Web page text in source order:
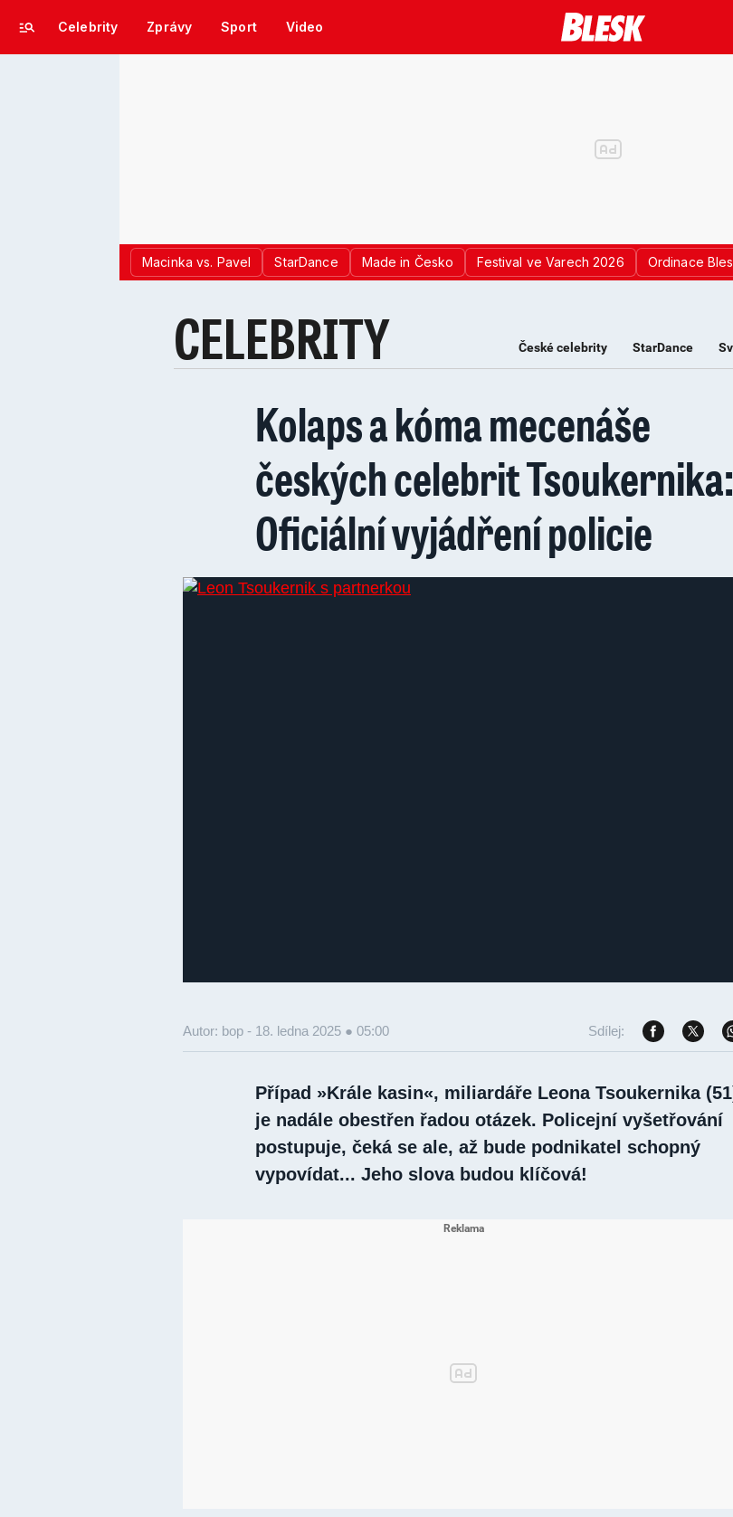
Celebrity Zprávy Sport Video
Macinka vs. Pavel StarDance Made in Česko Festival ve Varech 2026 Ordinace
CELEBRITY České celebrity StarDance
Kolaps a kóma mecenáše
českých celebrit Tsoukernika:
Oficiální vyjádření policie
Autor: bop - 18. ledna 2025 ● 05:00 Sdílej:
Případ »Krále kasin«, miliardáře Leona Tsoukernika
je nadále obestřen řadou otázek. Policejní vyšetřování
postupuje, čeká se ale, až bude podnikatel schopný
vypovídat... Jeho slova budou klíčová!